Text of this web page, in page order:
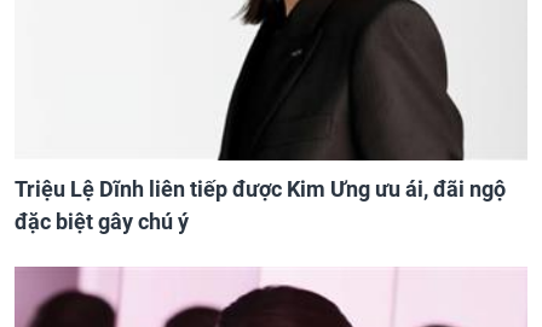
Triệu Lệ Dĩnh liên tiếp được Kim Ưng ưu ái, đãi ngộ
đặc biệt gây chú ý